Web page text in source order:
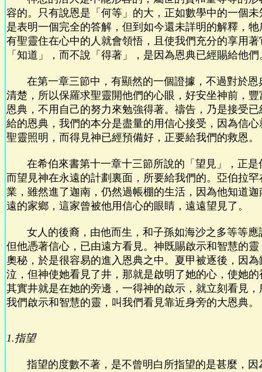
容的。只有說恩是「何等」的大，正如數學中的一個
是表明一個完全的答解，但到如今還未詳明的解釋，
有聖靈住在心中的人就會領悟，且使我們充分的享用
「知道」，而不說「得著」，是因為恩典已經賜給他們
在第一章三節中，有顯然的一個證據，不過對於恩
清楚，所以保羅求聖靈開他們的心眼，好安坐神前，
恩典，不用自己的努力來勉強得著。禱告，乃是接受
給的恩典，我們的本分是盡量的用信心接受，因為信
聖靈照明，而得見神已經預備好，正要給我們的救恩。
在希伯來書第十一章十三節所說的「望見」，正是
而望見神在永遠的計劃裏面，所要給我們的。亞伯拉
業，雖然進了迦南，仍然過帳棚的生活，因為他知道
遠的家鄉，這家曾被他用信心的眼睛，遠遠望見了。
女人的後裔，由他而生，和子孫如海沙之多等等應
但他憑著信心，已由遠方看見。神既賜啟示和智慧的
奧秘，於是很容易的進入恩典之中。夏甲被逐後，因
泣，但神使她看見了井，那就是啟明了她的心，使她
其實井就是在她的旁邊，一得神的啟示，就立刻看見
我們啟示和智慧的靈，叫我們看見靠近身旁的大恩典。
1.指望
指望的度數不著，是不曾明白所指望的是甚麼，因